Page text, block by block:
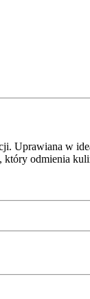
Uprawiana w
który odmienia